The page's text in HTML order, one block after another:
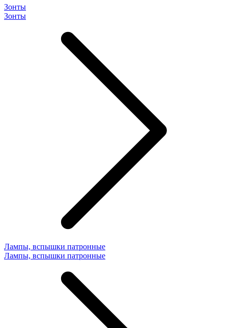
Зонты
Зонты
Лампы, вспышки патронные
Лампы, вспышки патронные